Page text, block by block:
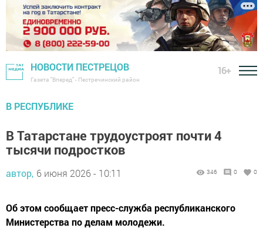
НОВОСТИ ПЕСТРЕЦОВ
Газета "Вперед" - Пестречинский район
16+
В РЕСПУБЛИКЕ
В Татарстане трудоустроят почти 4
тысячи подростков
автор, 6 июня 2026 - 10:11 346 0 0
Об этом сообщает пресс-служба республиканского
Министерства по делам молодежи.